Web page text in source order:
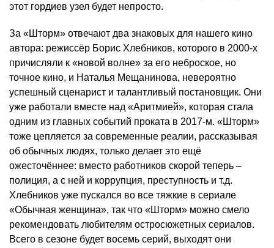
этот гордиев узел будет непросто.
За «Шторм» отвечают два знаковых для нашего кино
автора: режиссёр Борис Хлебников, которого в 2000-х
причисляли к «новой волне» за его неброское, но
точное кино, и Наталья Мещанинова, невероятно
успешный сценарист и талантливый постановщик. Они
уже работали вместе над «Аритмией», которая стала
одним из главных событий проката в 2017-м. «Шторм»
тоже цепляется за современные реалии, рассказывая
об обычных людях, только делает это ещё
ожесточённее: вместо работников скорой теперь –
полиция, а с ней и коррупция, преступность и т.д.
Хлебников уже пускался во все тяжкие в сериале
«Обычная женщина», так что «Шторм» можно смело
рекомендовать любителям остросюжетных сериалов.
Всего в сезоне будет восемь серий, выходят они